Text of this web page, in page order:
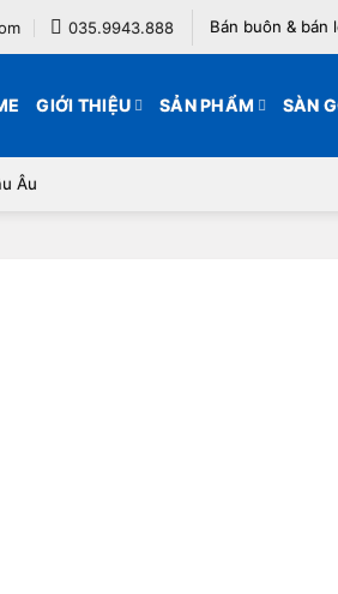
035.9943.888 Bán buôn & bán
GIỚI THIỆU SẢN PHẨM SÀN
Âu